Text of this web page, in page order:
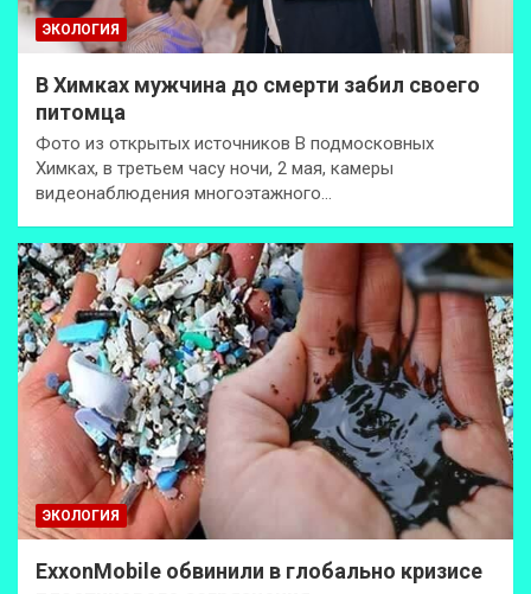
ЭКОЛОГИЯ
В Химках мужчина до смерти забил своего
питомца
Фото из открытых источников В подмосковных
Химках, в третьем часу ночи, 2 мая, камеры
видеонаблюдения многоэтажного…
ЭКОЛОГИЯ
ExxonMobilе обвинили в глобально кризисе